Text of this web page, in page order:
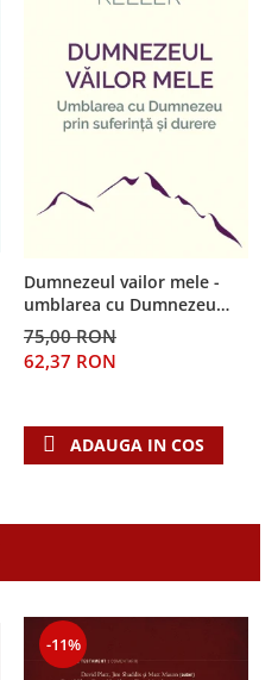
Dumnezeul vailor mele -
umblarea cu Dumnezeu
prin suferință și durere
75,00 RON
62,37 RON
ADAUGA IN COS
-11%